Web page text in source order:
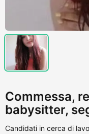
Commessa,
babysitter,
Candidati in cerca di